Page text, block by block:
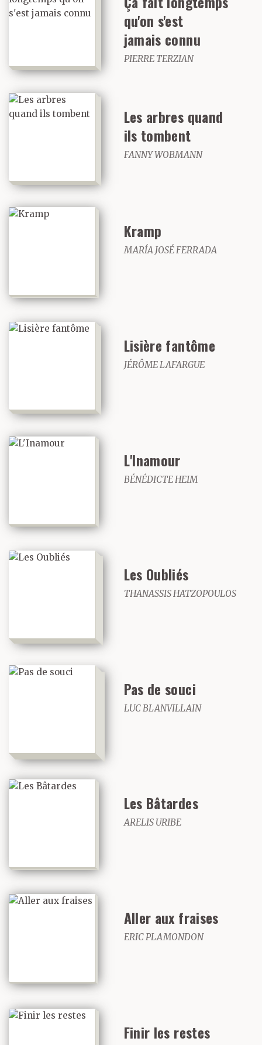
qu'on s'est
jamais connu
PIERRE TERZIAN
Les arbres quand
ils tombent
FANNY WOBMANN
Kramp
MARÍA JOSÉ FERRADA
Lisière fantôme
JÉRÔME LAFARGUE
L'Inamour
BÉNÉDICTE HEIM
Les Oubliés
THANASSIS HATZOPOULOS
Pas de souci
LUC BLANVILLAIN
Les Bâtardes
ARELIS URIBE
Aller aux fraises
ERIC PLAMONDON
Finir les restes